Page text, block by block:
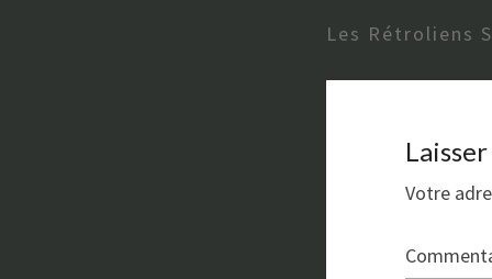
Les Rétroliens
Votre